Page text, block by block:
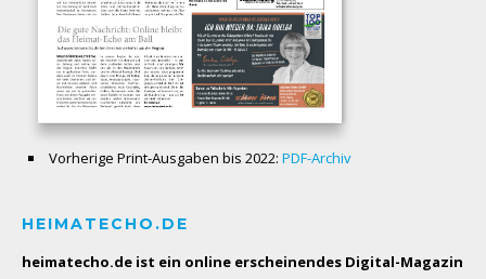
Vorherige Print-Ausgaben bis 2022: PDF-Archiv
HEIMATECHO.DE
heimatecho.de ist ein online erscheinendes Digital-Magazin